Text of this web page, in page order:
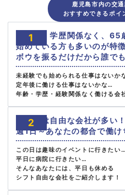
鹿児島市内の交
おすすめできるポイ
1
未経験・学歴関係なく、65
始めている方も多いのが特徴
ボウを振るだけだから誰で
未経験でも始められる仕事はないか
定年後に働ける仕事はないかな…
年齢・学歴・経験関係なく働ける会
2
シフトは自由な会社が多い！
週1日～あなたの都合で働け
この日は趣味のイベントに行きたい…
平日に病院に行きたい…
そんなあなたには、平日も休める
シフト自由な会社をご紹介します！